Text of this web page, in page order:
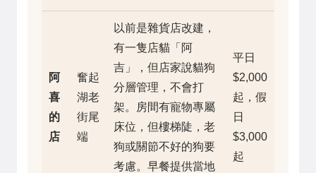
阿
喜
的
店
奮起
湖老
街尾
端
以前是雜貨店改建，
有一隻店貓「阿
吉」，但店家說貓狗
分層管理，不會打
架。房間有寵物專屬
床位，但樓梯陡，老
狗或關節不好的狗要
考慮。早餐提供當地
平日
$2,000
起，假
日
$3,000
起